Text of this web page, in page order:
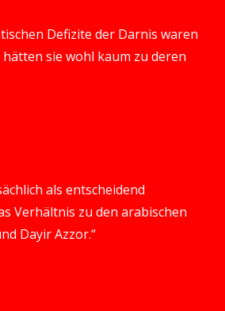
Defizite der Darnis waren
sie wohl kaum zu deren
als entscheidend
Verhältnis zu den arabischen
Dayir Azzor.“